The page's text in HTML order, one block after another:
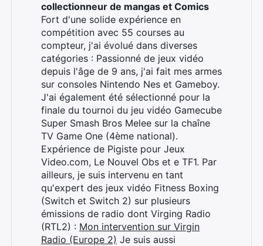
collectionneur de mangas et Comics
Fort d'une solide expérience en
compétition avec 55 courses au
compteur, j'ai évolué dans diverses
catégories : Passionné de jeux vidéo
depuis l'âge de 9 ans, j'ai fait mes armes
sur consoles Nintendo Nes et Gameboy.
J'ai également été sélectionné pour la
finale du tournoi du jeu vidéo Gamecube
Super Smash Bros Melee sur la chaîne
TV Game One (4ème national).
Expérience de Pigiste pour Jeux
Video.com, Le Nouvel Obs et e TF1. Par
ailleurs, je suis intervenu en tant
qu'expert des jeux vidéo Fitness Boxing
(Switch et Switch 2) sur plusieurs
émissions de radio dont Virging Radio
(RTL2) : Mon intervention sur Virgin
Radio (Europe 2) Je suis aussi